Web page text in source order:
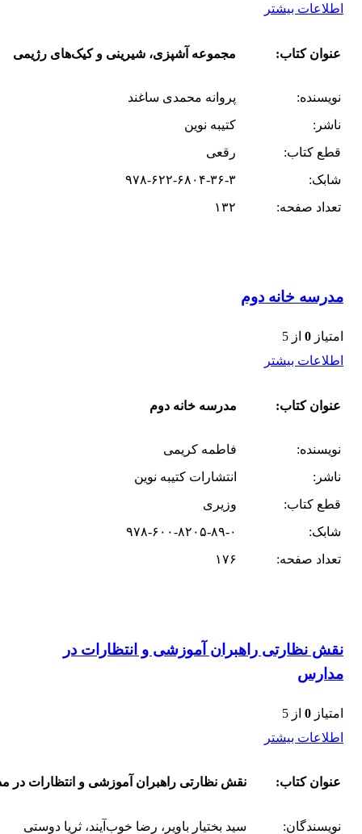
اطلاعات بیشتر
عنوان کتاب: مجموعه آشپزی، شیرینی و کیک‌های رژیمی
نویسنده:
پروانه محمدی ساغند
ناشر:
کتیبه نوین
قطع کتاب:
رقعی
شابک:
۹۷۸-۶۲۲-۶۸۰۴-۳۶-۳
تعداد صفحه:
۱۳۲
مدرسه خانه دوم
امتیاز 0 از 5
اطلاعات بیشتر
عنوان کتاب: مدرسه خانه دوم
نویسنده:
فاطمه کریمی
ناشر:
انتشارات کتیبه نوین
قطع کتاب:
وزیری
شابک:
۹۷۸-۶۰۰-۸۲۰۵-۸۹-۰
تعداد صفحه:
۱۷۶
نقش نظارتی راهبران آموزشی و انتظارات در
مدارس
امتیاز 0 از 5
اطلاعات بیشتر
عنوان کتاب: نقش نظارتی راهبران آموزشی و انتظارات در
نویسندگان:
سید بختیار باویر، رضا خوب‌آیند، ثریا دوستی